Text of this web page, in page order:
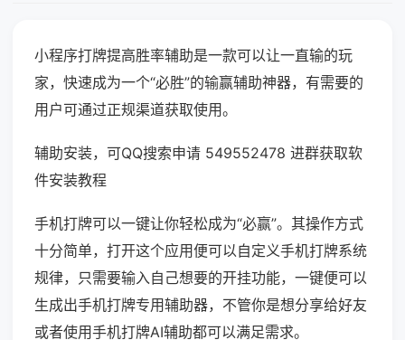
小程序打牌提高胜率辅助是一款可以让一直输的玩
家，快速成为一个“必胜”的输赢辅助神器，有需要的
用户可通过正规渠道获取使用。
辅助安装，可QQ搜索申请 549552478 进群获取软
件安装教程
手机打牌可以一键让你轻松成为“必赢”。其操作方式
十分简单，打开这个应用便可以自定义手机打牌系统
规律，只需要输入自己想要的开挂功能，一键便可以
生成出手机打牌专用辅助器，不管你是想分享给好友
或者使用手机打牌AI辅助都可以满足需求。